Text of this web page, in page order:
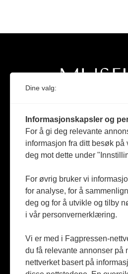
Medlem i
Fagpressen
Støttet av
Følger
plakaten
Dine valg:
Informasjonskapsler og
For å gi deg relevante
informasjon fra ditt besøk på
deg mot dette under
For øvrig bruker vi
for analyse, for å
deg og for å utvikle og tilby
i vår personvernerklæring.
Vi er med i Fagpressen-
du få relevante annonser på
nettverket basert på